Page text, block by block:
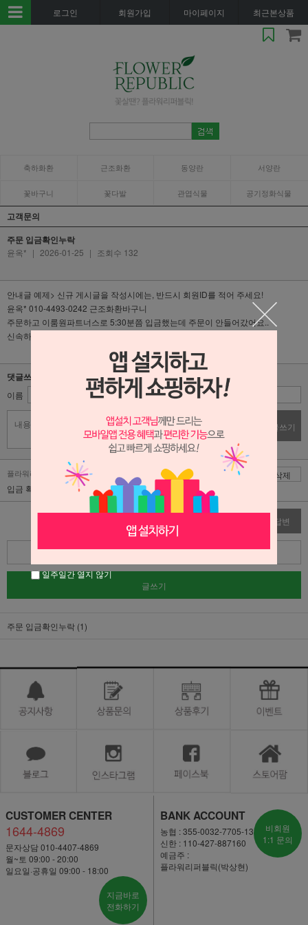
로그인 회원가입 마이페이지 최근본상품
축하화환 근조화환 동양란 서양란
꽃바구니 꽃다발 관엽식물 공기정화식물
고객문의
주문 입금확인누락
윤옥* | 2026-01-25 | 조회수 132
안내글 예제> 신규 게시글을 작성시에는, 반드시 회원ID를 적어 주세요!
윤옥* 010-4493-0242 근조화환바구니
주문하고 이룸원파트너스로 5:30분쯤 입금했는데 주문이 안들어갔어요..
신속하게 처리좀 부탁합니다.
댓글쓰기
이름 비밀번호
댓글쓰기
플라워리퍼블릭 | 2026-01-26 삭제
댓글
입금 확인후 진행하겠습니다 감사합니다!
답변
목록
글쓰기
주문 입금확인누락 (1)
CUSTOMER CENTER
1644-4869
문자상담 010-4407-4869
월~토 09:00 - 20:00
일요일·공휴일 09:00 - 18:00
지금바로
전화하기
BANK ACCOUNT
농협 : 355-0032-7705-13
신한 : 110-427-887160
예금주 :
플라워리퍼블릭(박상현)
비회원
1:1 문의
일주일간 열지 않기